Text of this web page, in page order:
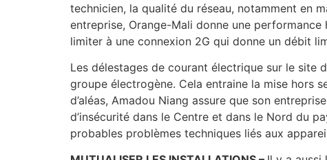
technicien, la qualité du réseau, notamment en
entreprise, Orange-Mali donne une performance
limiter à une connexion 2G qui donne un débit
Les délestages de courant électrique sur le site
groupe électrogène. Cela entraine la mise hors
d’aléas, Amadou Niang assure que son
d’insécurité dans le Centre et dans le Nord du
probables problèmes techniques liés aux